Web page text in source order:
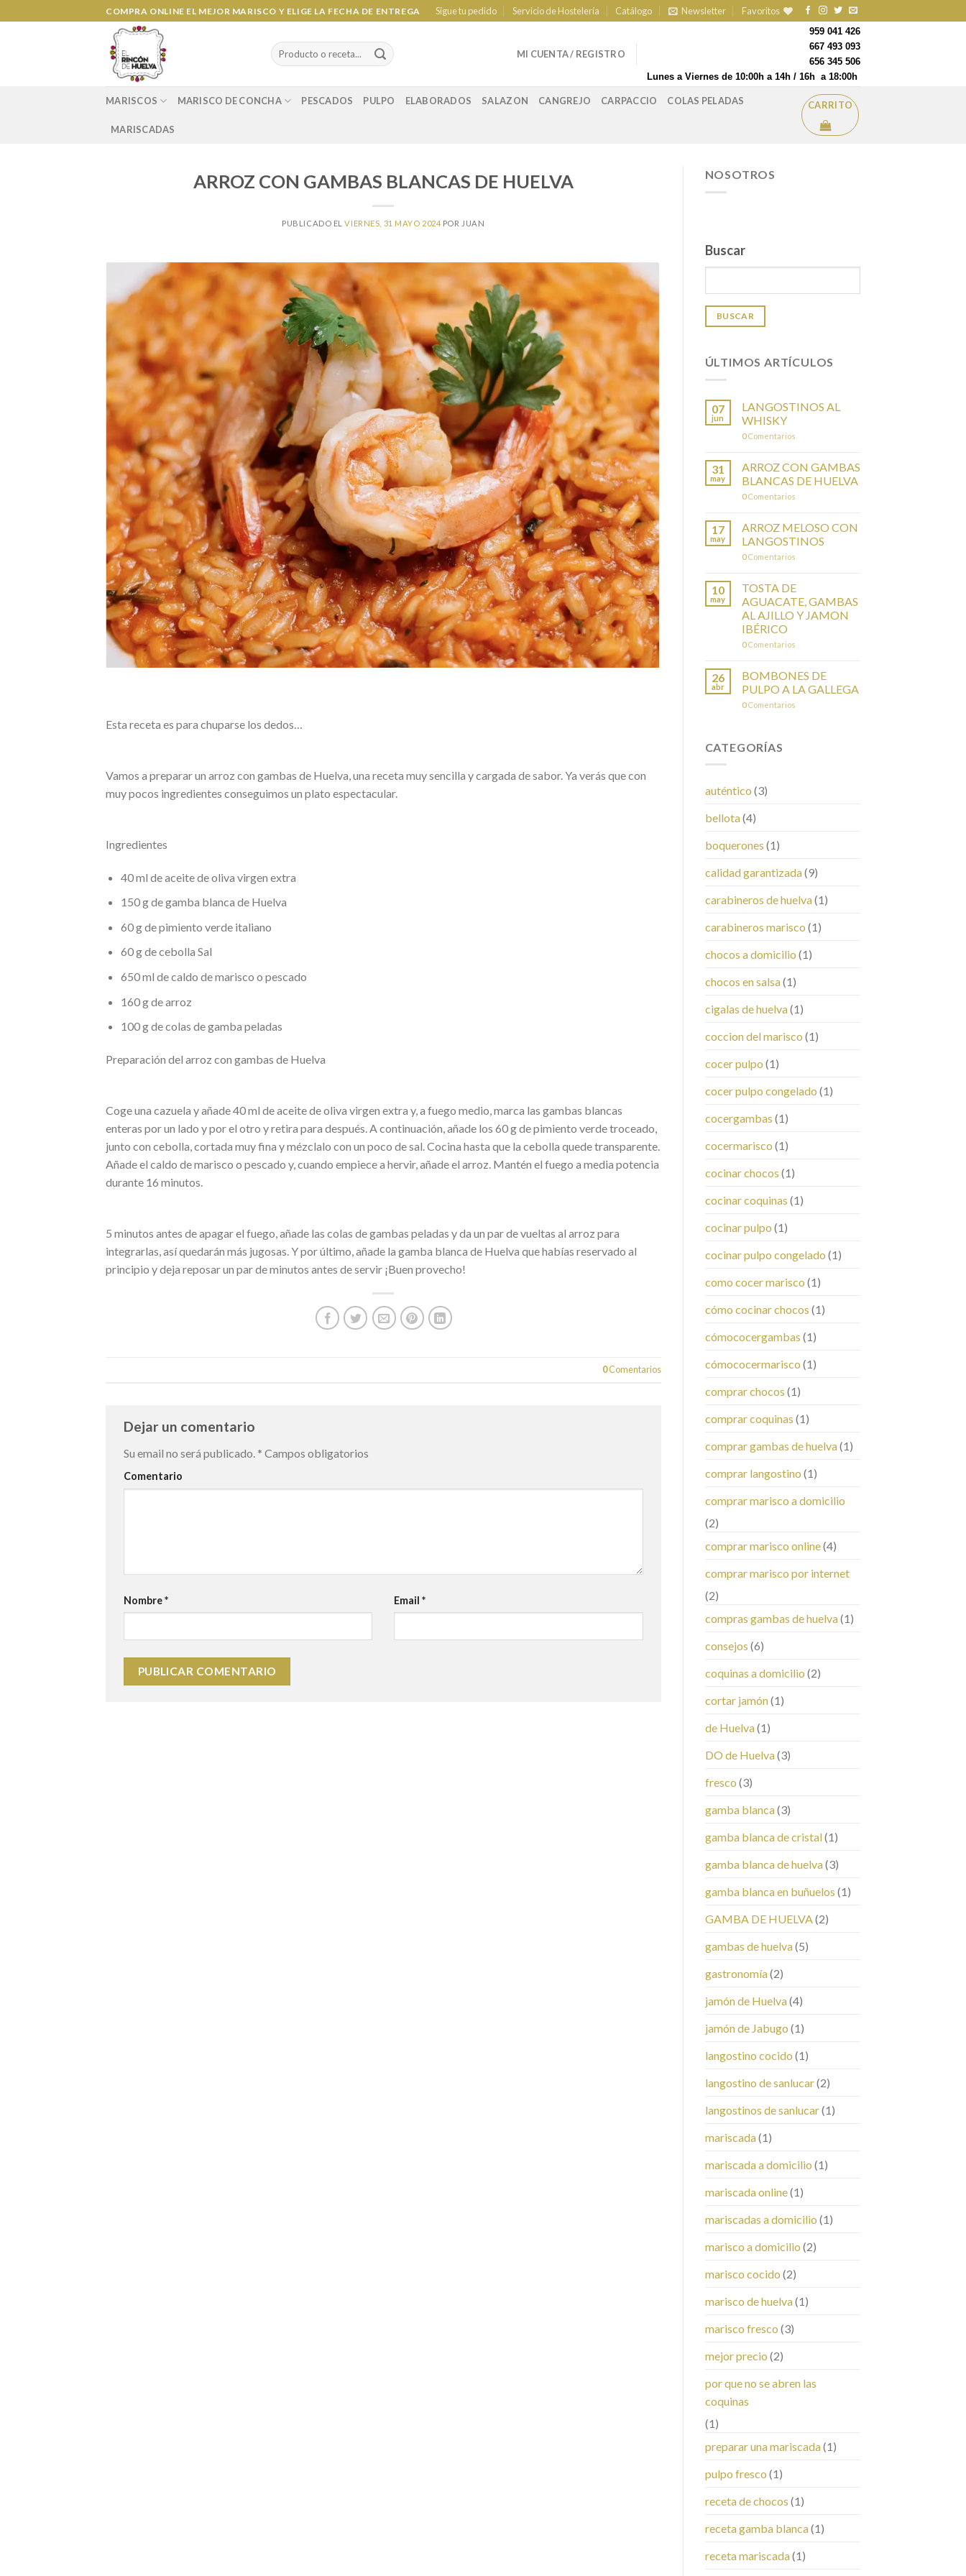
al
COMPRA ONLINE EL MEJOR MARISCO Y ELIGE LA FECHA DE ENTREGA Sigue tu pedido Servicio de Hostelería Catálogo Newsletter Favoritos
Search
for:
MI CUENTA / REGISTRO
959 041 426
667 493 093
656 345 506
Lunes a Viernes de 10:00h a 14h / 16h a 18:00h
MARISCOS MARISCO DE CONCHA PESCADOS PULPO ELABORADOS SALAZON CANGREJO CARPACCIO COLAS PELADAS
MARISCADAS
CARRITO
ARROZ CON GAMBAS BLANCAS DE HUELVA
PUBLICADO ELVIERNES, 31 MAYO 2024 POR JUAN
Esta receta es para chuparse los dedos…
Vamos a preparar un arroz con gambas de Huelva, una receta muy sencilla y cargada de sabor. Ya verás que con
muy pocos ingredientes conseguimos un plato espectacular.
Ingredientes
40 ml de aceite de oliva virgen extra
150 g de gamba blanca de Huelva
60 g de pimiento verde italiano
60 g de cebolla Sal
650 ml de caldo de marisco o pescado
160 g de arroz
100 g de colas de gamba peladas
Preparación del arroz con gambas de Huelva
Coge una cazuela y añade 40 ml de aceite de oliva virgen extra y, a fuego medio, marca las gambas blancas
enteras por un lado y por el otro y retira para después. A continuación, añade los 60 g de pimiento verde troceado,
junto con cebolla, cortada muy fina y mézclalo con un poco de sal. Cocina hasta que la cebolla quede transparente.
Añade el caldo de marisco o pescado y, cuando empiece a hervir, añade el arroz. Mantén el fuego a media potencia
durante 16 minutos.
5 minutos antes de apagar el fuego, añade las colas de gambas peladas y da un par de vueltas al arroz para
integrarlas, así quedarán más jugosas. Y por último, añade la gamba blanca de Huelva que habías reservado al
principio y deja reposar un par de minutos antes de servir ¡Buen provecho!
0Comentarios
Dejar un comentario
Su email no será publicado. * Campos obligatorios
Comentario
Nombre* Email*
NOSOTROS
Buscar
BUSCAR
ÚLTIMOS ARTÍCULOS
07
jun
LANGOSTINOS AL
WHISKY
0Comentarios
31
may
ARROZ CON GAMBAS
BLANCAS DE HUELVA
0Comentarios
17
may
ARROZ MELOSO CON
LANGOSTINOS
0Comentarios
10
may
TOSTA DE
AGUACATE, GAMBAS
AL AJILLO Y JAMON
IBÉRICO
0Comentarios
26
abr
BOMBONES DE
PULPO A LA GALLEGA
0Comentarios
CATEGORÍAS
auténtico (3)
bellota(4)
boquerones (1)
calidad garantizada(9)
carabineros de huelva(1)
carabineros marisco (1)
chocos a domicilio (1)
chocos en salsa(1)
cigalas de huelva(1)
coccion del marisco (1)
cocer pulpo (1)
cocer pulpo congelado (1)
cocergambas (1)
cocermarisco (1)
cocinar chocos (1)
cocinar coquinas (1)
cocinar pulpo (1)
cocinar pulpo congelado (1)
como cocer marisco (1)
cómo cocinar chocos (1)
cómococergambas (1)
cómococermarisco (1)
comprar chocos (1)
comprar coquinas (1)
comprar gambas de huelva(1)
comprar langostino (1)
comprar marisco a domicilio
(2)
comprar marisco online(4)
comprar marisco por internet
(2)
compras gambas de huelva(1)
consejos (6)
coquinas a domicilio (2)
cortar jamón(1)
de Huelva(1)
DO de Huelva(3)
fresco (3)
gamba blanca(3)
gamba blanca de cristal(1)
gamba blanca de huelva(3)
gamba blanca en buñuelos (1)
GAMBA DE HUELVA(2)
gambas de huelva(5)
gastronomía(2)
jamón de Huelva(4)
jamón de Jabugo (1)
langostino cocido (1)
langostino de sanlucar(2)
langostinos de sanlucar(1)
mariscada(1)
mariscada a domicilio (1)
mariscada online(1)
mariscadas a domicilio (1)
marisco a domicilio (2)
marisco cocido (2)
marisco de huelva(1)
marisco fresco (3)
mejor precio (2)
por que no se abren las
coquinas
(1)
preparar una mariscada(1)
pulpo fresco (1)
receta de chocos (1)
receta gamba blanca(1)
receta mariscada(1)